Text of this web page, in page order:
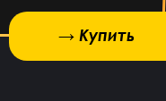
→ Купить
Гоша
Я хз насчёт